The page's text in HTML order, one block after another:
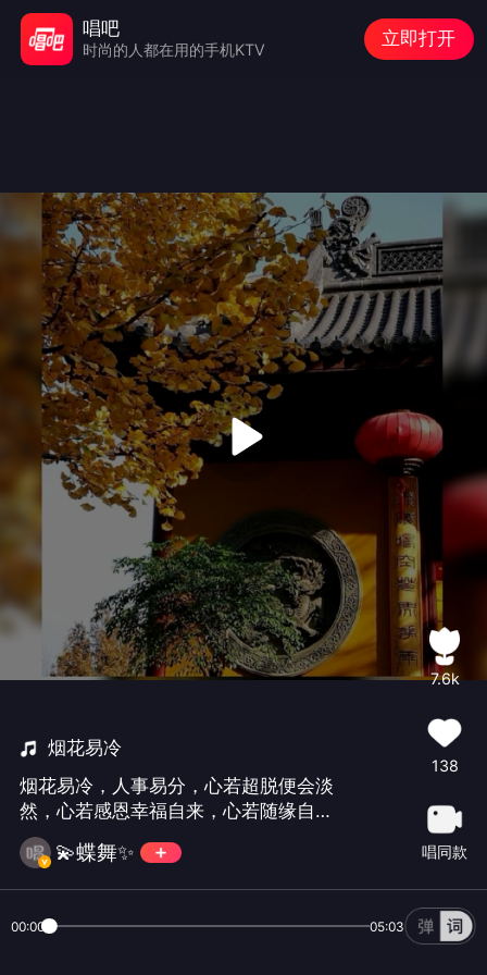
烟花易冷
烟花易冷，人事易分，心若超脱便会淡
然，心若感恩幸福自来，心若随缘自会
相守，心若有禅意人生则豁然开朗……新
年新气象，不打榜降币绿色互动，朋友
们支持哈😜✌️
💫蝶舞✨
7.6k
138
唱同款
00:00 05:03
唱吧
时尚的人都在用的手机KTV
立即打开